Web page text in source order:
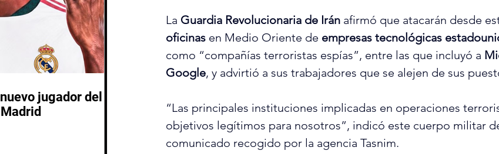
La Guardia Revolucionaria de Irán afirmó que atacarán desde
oficinas en Medio Oriente de empresas tecnológicas
como “compañías terroristas espías”, entre las que incluyó a
Google, y advirtió a sus trabajadores que se alejen de sus
“Las principales instituciones implicadas en operaciones
objetivos legítimos para nosotros”, indicó este cuerpo militar
comunicado recogido por la agencia Tasnim.
jugador del